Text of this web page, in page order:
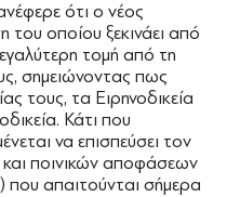
ότι ο νέος
του οποίου ξεκινάει από
τομή από τη
σημειώνοντας πως
τους, τα Ειρηνοδικεία
Κάτι που
να επισπεύσει τον
ποινικών αποφάσεων
που απαιτούνται σήμερα